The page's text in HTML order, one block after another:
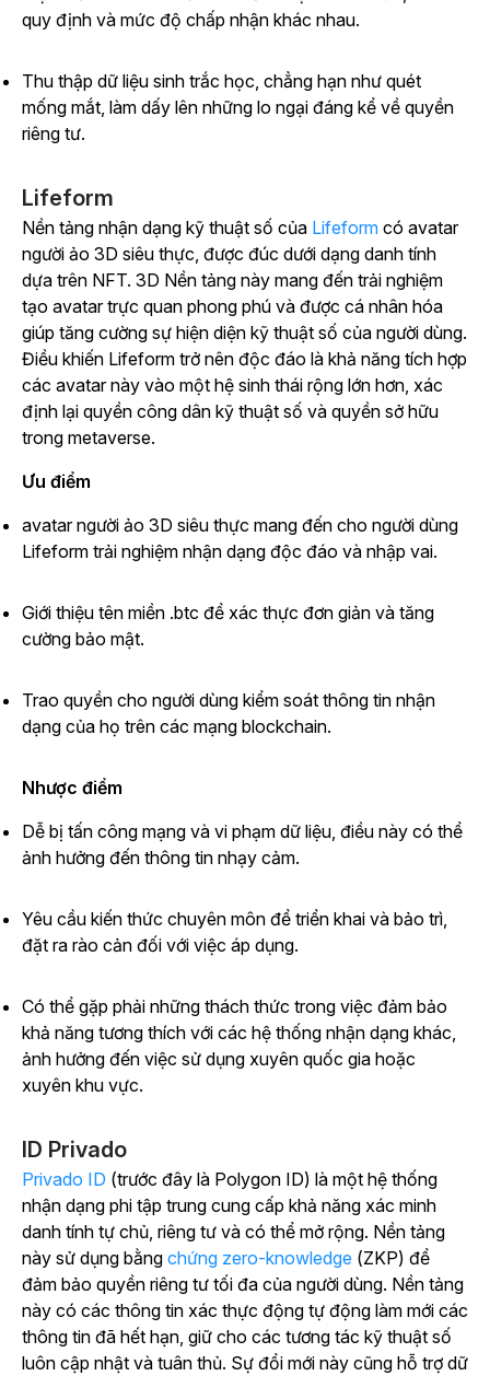
quy định và mức độ chấp nhận khác nhau.
Thu thập dữ liệu sinh trắc học, chẳng hạn như quét
mống mắt, làm dấy lên những lo ngại đáng kể về quyền
riêng tư.
Lifeform
Nền tảng nhận dạng kỹ thuật số của Lifeform có avatar
người ảo 3D siêu thực, được đúc dưới dạng danh tính
dựa trên NFT. 3D Nền tảng này mang đến trải nghiệm
tạo avatar trực quan phong phú và được cá nhân hóa
giúp tăng cường sự hiện diện kỹ thuật số của người dùng.
Điều khiến Lifeform trở nên độc đáo là khả năng tích hợp
các avatar này vào một hệ sinh thái rộng lớn hơn, xác
định lại quyền công dân kỹ thuật số và quyền sở hữu
trong metaverse.
Ưu điểm
avatar người ảo 3D siêu thực mang đến cho người dùng
Lifeform trải nghiệm nhận dạng độc đáo và nhập vai.
Giới thiệu tên miền .btc để xác thực đơn giản và tăng
cường bảo mật.
Trao quyền cho người dùng kiểm soát thông tin nhận
dạng của họ trên các mạng blockchain.
Nhược điểm
Dễ bị tấn công mạng và vi phạm dữ liệu, điều này có thể
ảnh hưởng đến thông tin nhạy cảm.
Yêu cầu kiến thức chuyên môn để triển khai và bảo trì,
đặt ra rào cản đối với việc áp dụng.
Có thể gặp phải những thách thức trong việc đảm bảo
khả năng tương thích với các hệ thống nhận dạng khác,
ảnh hưởng đến việc sử dụng xuyên quốc gia hoặc
xuyên khu vực.
ID Privado
Privado ID (trước đây là Polygon ID) là một hệ thống
nhận dạng phi tập trung cung cấp khả năng xác minh
danh tính tự chủ, riêng tư và có thể mở rộng. Nền tảng
này sử dụng bằng chứng zero-knowledge (ZKP) để
đảm bảo quyền riêng tư tối đa của người dùng. Nền tảng
này có các thông tin xác thực động tự động làm mới các
thông tin đã hết hạn, giữ cho các tương tác kỹ thuật số
luôn cập nhật và tuân thủ. Sự đổi mới này cũng hỗ trợ dữ